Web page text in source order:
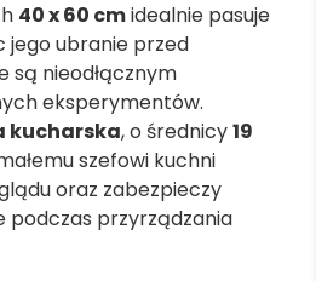
40 x 60 cmidealnie pasuje
jego ubranie przed
są nieodłącznym
eksperymentów.
kucharska, o średnicy19
szefowi kuchni
oraz zabezpieczy
podczas przyrządzania